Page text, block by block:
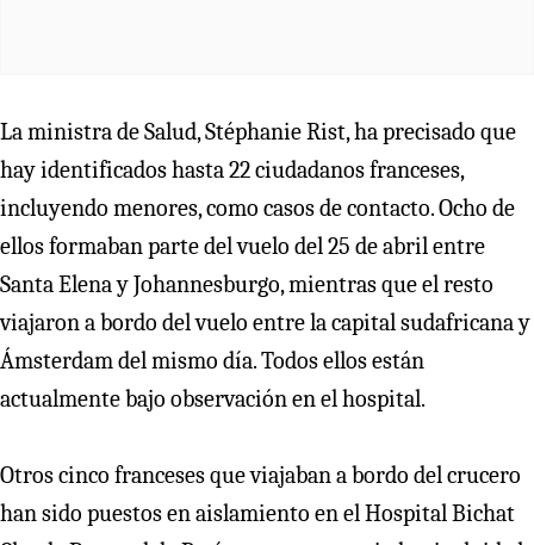
La ministra de Salud, Stéphanie Rist, ha precisado que
hay identificados hasta 22 ciudadanos franceses,
incluyendo menores, como casos de contacto. Ocho de
ellos formaban parte del vuelo del 25 de abril entre
Santa Elena y Johannesburgo, mientras que el resto
viajaron a bordo del vuelo entre la capital sudafricana y
Ámsterdam del mismo día. Todos ellos están
actualmente bajo observación en el hospital.
Otros cinco franceses que viajaban a bordo del crucero
han sido puestos en aislamiento en el Hospital Bichat